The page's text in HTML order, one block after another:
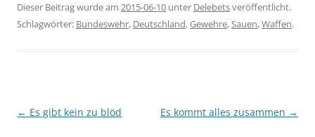
Dieser Beitrag wurde am 2015-06-10 unter Delebetsveröffentlicht.
Schlagwörter: Bundeswehr, Deutschland,Gewehre,Sauen,Waffen.
Beitragsnavigation
← Es gibt kein zu blöd Es kommt alles zusammen →